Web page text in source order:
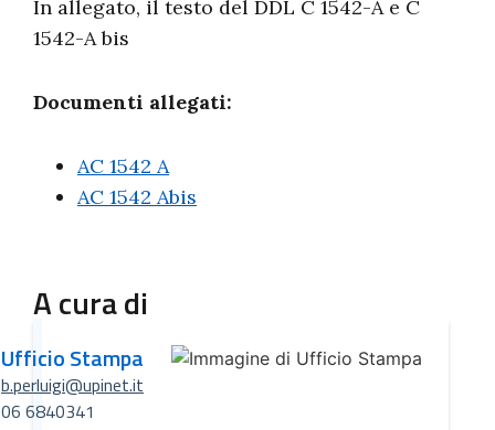
In allegato, il testo del DDL C 1542-A e C
1542-A bis
Documenti allegati:
AC 1542 A
AC 1542 Abis
A cura di
Ufficio Stampa
b.perluigi@upinet.it
06 6840341